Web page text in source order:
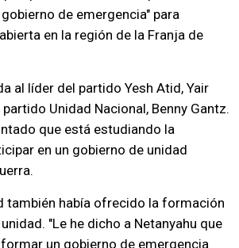
de emergencia" para
en la región de la Franja de
al líder del partido Yesh Atid, Yair
Unidad Nacional, Benny Gantz.
que está estudiando la
en un gobierno de unidad
también había ofrecido la formación
"Le he dicho a Netanyahu que
un gobierno de emergencia